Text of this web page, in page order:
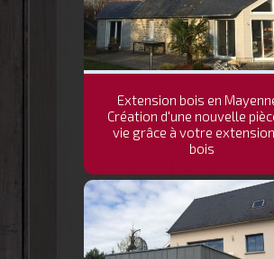
Extension bois en
Création d'une nouvelle
vie grâce à votre
bois